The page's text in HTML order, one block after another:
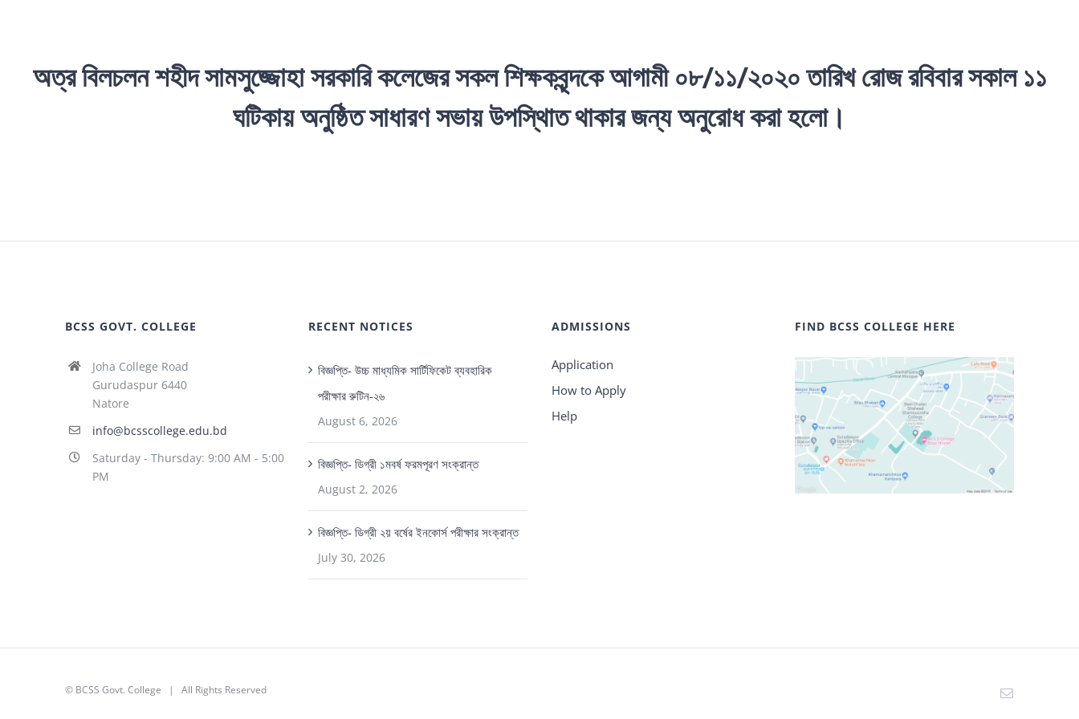
অত্র বিলচলন শহীদ সামসুজ্জোহা সরকারি কলেজের সকল শিক্ষকবৃন্দকে আগামী ০৮/১১/২০২০ তারিখ রোজ রবিবার সকাল ১১
ঘটিকায় অনুষ্ঠিত সাধারণ সভায় উপস্থিাত থাকার জন্য অনুরোধ করা হলো।
BCSS GOVT. COLLEGE
Joha College Road
Gurudaspur 6440
Natore
info@bcsscollege.edu.bd
Saturday - Thursday: 9:00 AM - 5:00
PM
RECENT NOTICES
বিজ্ঞপ্তি- উচ্চ মাধ্যমিক সার্টিফিকেট ব্যবহারিক
পরীক্ষার রুটিন-২৬
August 6, 2026
বিজ্ঞপ্তি- ডিগ্রী ১মবর্ষ ফরমপূরণ সংক্রান্ত
August 2, 2026
বিজ্ঞপ্তি- ডিগ্রী ২য় বর্ষের ইনকোর্স পরীক্ষার সংক্রান্ত
July 30, 2026
ADMISSIONS
Application
How to Apply
Help
FIND BCSS COLLEGE HERE
© BCSS Govt. College | All Rights Reserved Email